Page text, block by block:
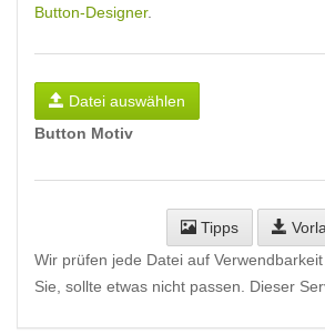
Button-Designer.
Datei auswählen
Button Motiv
Tipps
Wir prüfen jede Datei auf
Sie, sollte etwas nicht passen. Dieser